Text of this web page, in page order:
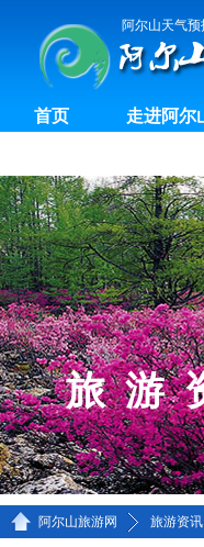
阿尔山天气预
首页 走进阿尔
旅游
阿尔山旅游网 >> 旅游资讯